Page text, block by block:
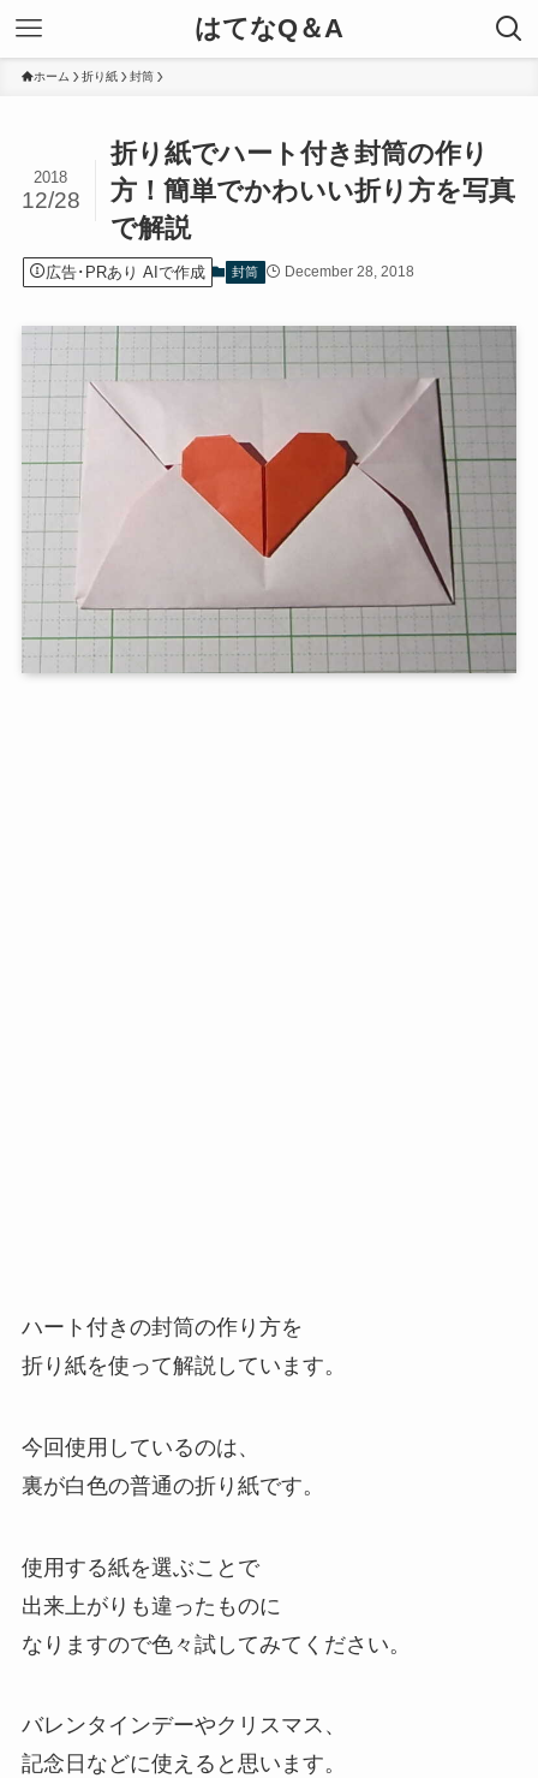
はてなQ＆A
ホーム 折り紙 封筒
折り紙でハート付き封筒の作り
方！簡単でかわいい折り方を写真
で解説
2018
12/28
広告･PRあり AIで作成 封筒 December 28, 2018
ハート付きの封筒の作り方を
折り紙を使って解説しています。
今回使用しているのは、
裏が白色の普通の折り紙です。
使用する紙を選ぶことで
出来上がりも違ったものに
なりますので色々試してみてください。
バレンタインデーやクリスマス、
記念日などに使えると思います。